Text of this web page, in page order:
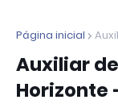
Página inicial
Auxiliar
Horizonte